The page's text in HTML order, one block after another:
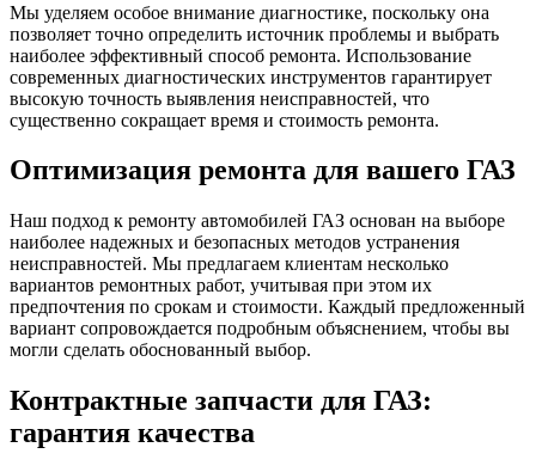
Мы уделяем особое внимание диагностике, поскольку она
позволяет точно определить источник проблемы и выбрать
наиболее эффективный способ ремонта. Использование
современных диагностических инструментов гарантирует
высокую точность выявления неисправностей, что
существенно сокращает время и стоимость ремонта.
Оптимизация ремонта для вашего ГАЗ
Наш подход к ремонту автомобилей ГАЗ основан на выборе
наиболее надежных и безопасных методов устранения
неисправностей. Мы предлагаем клиентам несколько
вариантов ремонтных работ, учитывая при этом их
предпочтения по срокам и стоимости. Каждый предложенный
вариант сопровождается подробным объяснением, чтобы вы
могли сделать обоснованный выбор.
Контрактные запчасти для ГАЗ:
гарантия качества